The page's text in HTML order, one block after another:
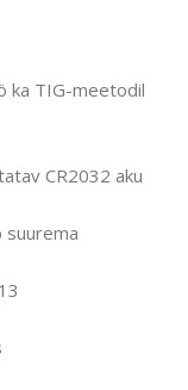
ka TIG-meetodil
CR2032 aku
suurema